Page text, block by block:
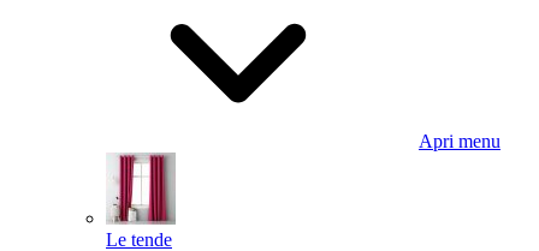
Apri menu
Le tende